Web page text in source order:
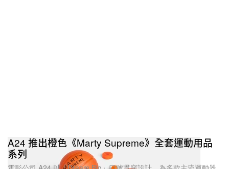
A24 推出橙色《Marty Supreme》全套運動用品
系列